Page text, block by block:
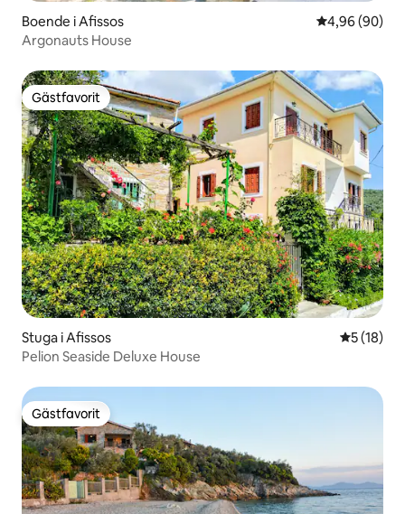
Boende i Afissos 4,96 av 5 i
4,96 (90)
Argonauts House
Gästfavorit
Gästfavorit
Stuga i Afissos 5 av 5 i
5 (18)
Pelion Seaside Deluxe House
Gästfavorit
Gästfavorit